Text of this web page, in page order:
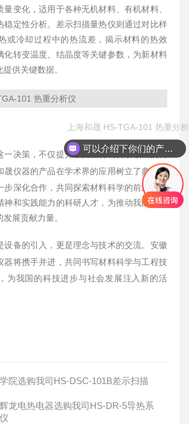
量变化，适用于各种无机材料、有机材料、
稳定性分析。差示扫描量热仪则通过对比样
或冷却过程中的热流差，揭示材料的热效
化转变温度、结晶度等关键参数，为新材料
供关键数据。
上海和晟 HS-TGA-101 热重分
一决策，不仅提升了其在材料科学领域的科
晟仪器的产品在学术界的应用树立了典范。
步深化合作，共同探索材料科学的前沿，培
神和实践能力的科研人才，为推动我国材料
展贡献力量。
设备的引入，更是理念与技术的交流。安徽
器将携手并进，共同书写材料科学与工程技
为我国的科技进步与社会发展注入新的活
院选购我司HS-DSC-101B差示扫描
龙电热电器选购我司HS-DR-5导热系
可以介绍下你们的产品么？